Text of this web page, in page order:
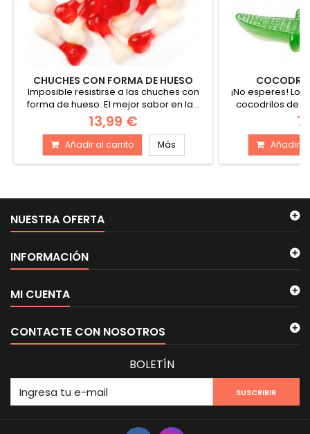
CHUCHES CON FORMA DE HUESO
Imposible resistirse a las chuches con
forma de hueso. El mejor sabor en la...
13,99 €
Añadir al carrito Más
¡No esperes!
cocodrilos de
Añadir
NUESTRA OFERTA
INFORMACIÓN
MI CUENTA
CONTACTE CON NOSOTROS
BOLETÍN
SUSCRIBIR